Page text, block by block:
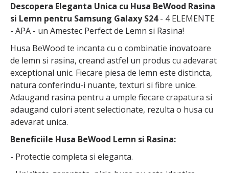
Descopera Eleganta Unica cu Husa BeWood Rasina
si Lemn pentru Samsung Galaxy S24- 4 ELEMENTE
- APA - un Amestec Perfect de Lemn si Rasina!
Husa BeWood te incanta cu o combinatie inovatoare
de lemn si rasina, creand astfel un produs cu adevarat
exceptional unic. Fiecare piesa de lemn este distincta,
natura conferindu-i nuante, texturi si fibre unice.
Adaugand rasina pentru a umple fiecare crapatura si
adaugand culori atent selectionate, rezulta o husa cu
adevarat unica.
Beneficiile Husa BeWood Lemn si Rasina:
- Protectie completa si eleganta.